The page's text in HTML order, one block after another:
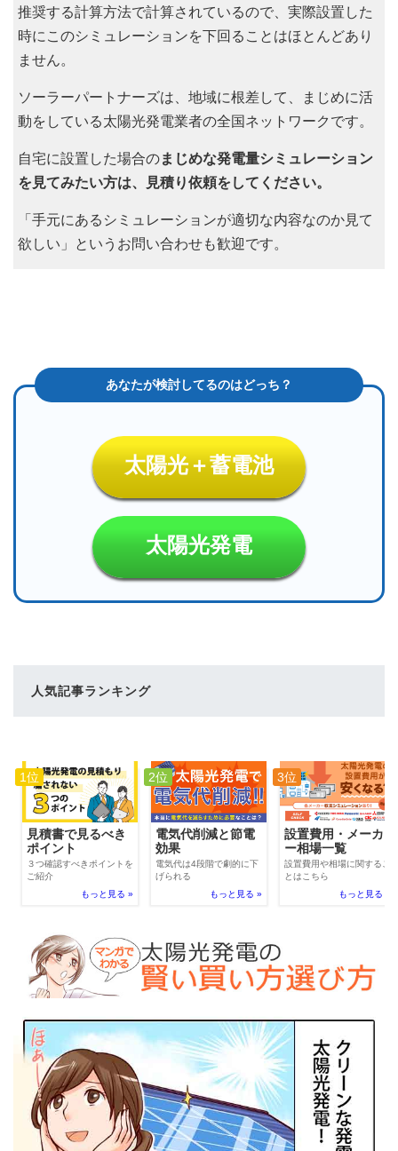
推奨する計算方法で計算されているので、実際設置した
時にこのシミュレーションを下回ることはほとんどあり
ません。
ソーラーパートナーズは、地域に根差して、まじめに活
動をしている太陽光発電業者の全国ネットワークです。
自宅に設置した場合のまじめな発電量シミュレーション
を見てみたい方は、見積り依頼をしてください。
「手元にあるシミュレーションが適切な内容なのか見て
欲しい」というお問い合わせも歓迎です。
太陽光＋蓄電池
太陽光発電
人気記事ランキング
1位
見積書で見るべき
ポイント
３つ確認すべきポイントを
ご紹介
もっと見る »
2位
電気代削減と節電
効果
電気代は4段階で劇的に下
げられる
もっと見る »
3位
設置費用・メーカ
ー相場一覧
設置費用や相場に関するこ
とはこちら
もっと見る »